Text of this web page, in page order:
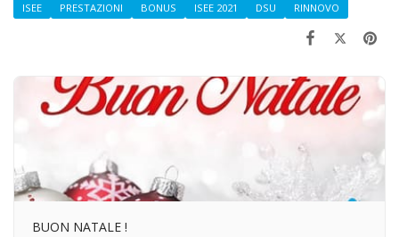
ISEE PRESTAZIONI BONUS ISEE 2021 DSU RINNOVO
BUON NATALE !